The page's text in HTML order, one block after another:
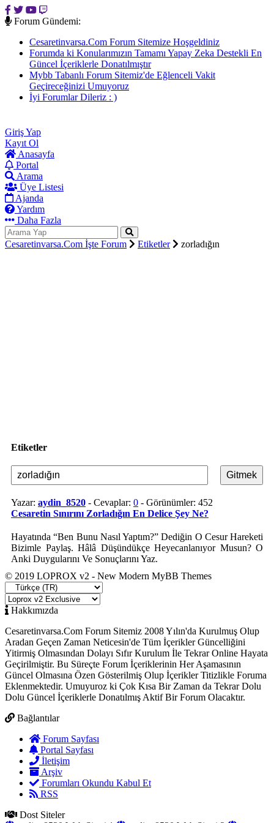
Forum Gündemi:
Cesaretinvarsa.Com Forum Sitemize Hoşgeldiniz
Forumda ki Konularımızın Tamamı Yapay Zeka Destekli En
Güncel İçeriklerle Donatılmıştır
Mybb Tabanlı Forum Sitemiz'de Eğlenceli Vakit
Geçireceğinizi Umuyoruz
İyi Forumlar Dileriz : )
Giriş Yap
Kayıt Ol
Anasayfa
Portal
Arama
Üye Listesi
Ajanda
Yardım
Daha Fazla
Cesaretinvarsa.Com İşte Forum Etiketler zorladığın
Etiketler
Yazar: aydin_8520 - Cevaplar: 0 - Görünümler: 452
Cesaretin Sınırını Zorladığın En Delice Şey Ne?
Hayatında “Ben Bunu Nasıl Yaptım?” Dediğin O Cesur Hareketi
Bizimle Paylaş. Hâlâ Düşündükçe Heyecanlanıyor Musun? O
Anki Duygularını Ve Sonuçlarını Yaz.
© 2019 LOPROX v2 - New Modern MyBB Themes
Hakkımızda
Cesaretinvarsa.Com Forum Sitemiz 2008 Yılın'da Kurulmuş Olup
Aradan Geçen Zaman Neticesin'de Tüm İçerikler Güncelliğini
Yitirmiş Olmasından Dolayı Sıfır Kurulum İle Tekrar Online Hayata
Geçirilmiştir. Bu Süreçte Forum İçeriklerinin Her Aşamasının
Güncel Olmasına Özen Gösterilmiş Olup İçerikler Titizlikle Foruma
Eklenmektedir. Umuyuroz ki Çok Kısa Bir Zaman da Tekrar Dolu
Dolu Güncel İçeriklerle Donatılmış Aktif Bir Forum Olacaktır.
Bağlantılar
Forum Sayfası
Portal Sayfası
İletişim
Arşiv
Forumları Okundu Kabul Et
RSS
Dost Siteler